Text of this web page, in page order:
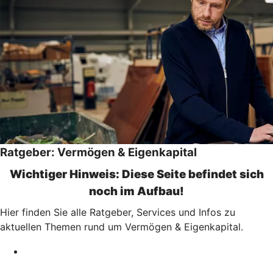
Ratgeber: Vermögen & Eigenkapital
Wichtiger Hinweis: Diese Seite befindet sich
noch im Aufbau!
Hier finden Sie alle Ratgeber, Services und Infos zu
aktuellen Themen rund um Vermögen & Eigenkapital.